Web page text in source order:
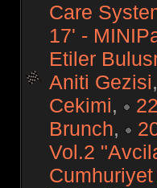
Care
17' -
Etiler
Aniti Gezisi,
Cekimi,
Brunch,
Vol.2